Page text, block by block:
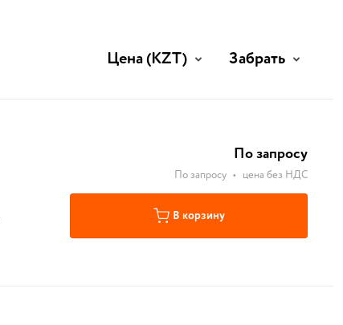
Цена(KZT) Забрать
По запросу
По запросу • цена без НДС
В корзину